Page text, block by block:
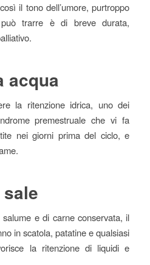
il tono dell’umore, purtroppo
trarre è di breve durata,
acqua
la ritenzione idrica, uno dei
premestruale che vi fa
nei giorni prima del ciclo, e
e di carne conservata, il
in scatola, patatine e qualsiasi
la ritenzione di liquidi e